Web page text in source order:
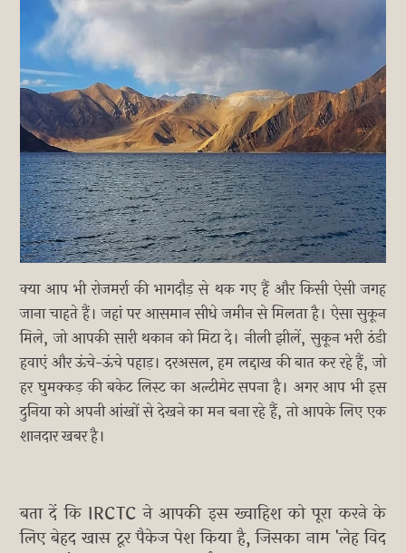
क्या आप भी रोजमर्रा की भागदौड़ से थक गए हैं और किसी ऐसी जगह
जाना चाहते हैं। जहां पर आसमान सीधे जमीन से मिलता है। ऐसा सुकून
मिले, जो आपकी सारी थकान को मिटा दे। नीली झीलें, सुकून भरी ठंडी
हवाएं और ऊंचे-ऊंचे पहाड़। दरअसल, हम लद्दाख की बात कर रहे हैं, जो
हर घुमक्कड़ की बकेट लिस्ट का अल्टीमेट सपना है। अगर आप भी इस
दुनिया को अपनी आंखों से देखने का मन बना रहे हैं, तो आपके लिए एक
शानदार खबर है।
बता दें कि IRCTC ने आपकी इस ख्वाहिश को पूरा करने के
लिए बेहद खास टूर पैकेज पेश किया है, जिसका नाम 'लेह विद